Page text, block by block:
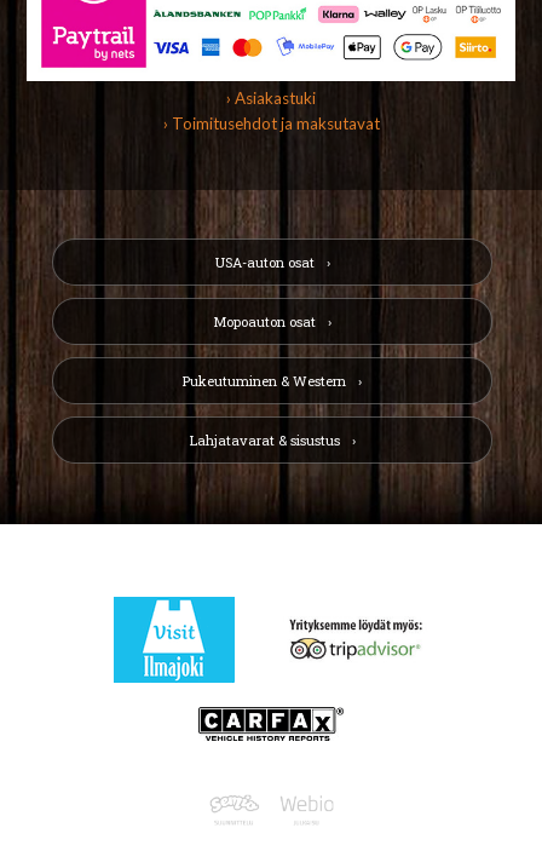
› Asiakastuki
› Toimitusehdot ja maksutavat
USA-auton osat
Mopoauton osat
Pukeutuminen & Western
Lahjatavarat & sisustus